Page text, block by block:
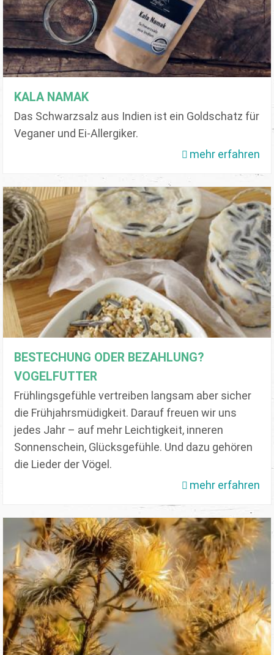
KALA NAMAK
Das Schwarzsalz aus Indien ist ein Goldschatz für
Veganer und Ei-Allergiker.
mehr erfahren
BESTECHUNG ODER BEZAHLUNG?
VOGELFUTTER
Frühlingsgefühle vertreiben langsam aber sicher
die Frühjahrsmüdigkeit. Darauf freuen wir uns
jedes Jahr – auf mehr Leichtigkeit, inneren
Sonnenschein, Glücksgefühle. Und dazu gehören
die Lieder der Vögel.
mehr erfahren